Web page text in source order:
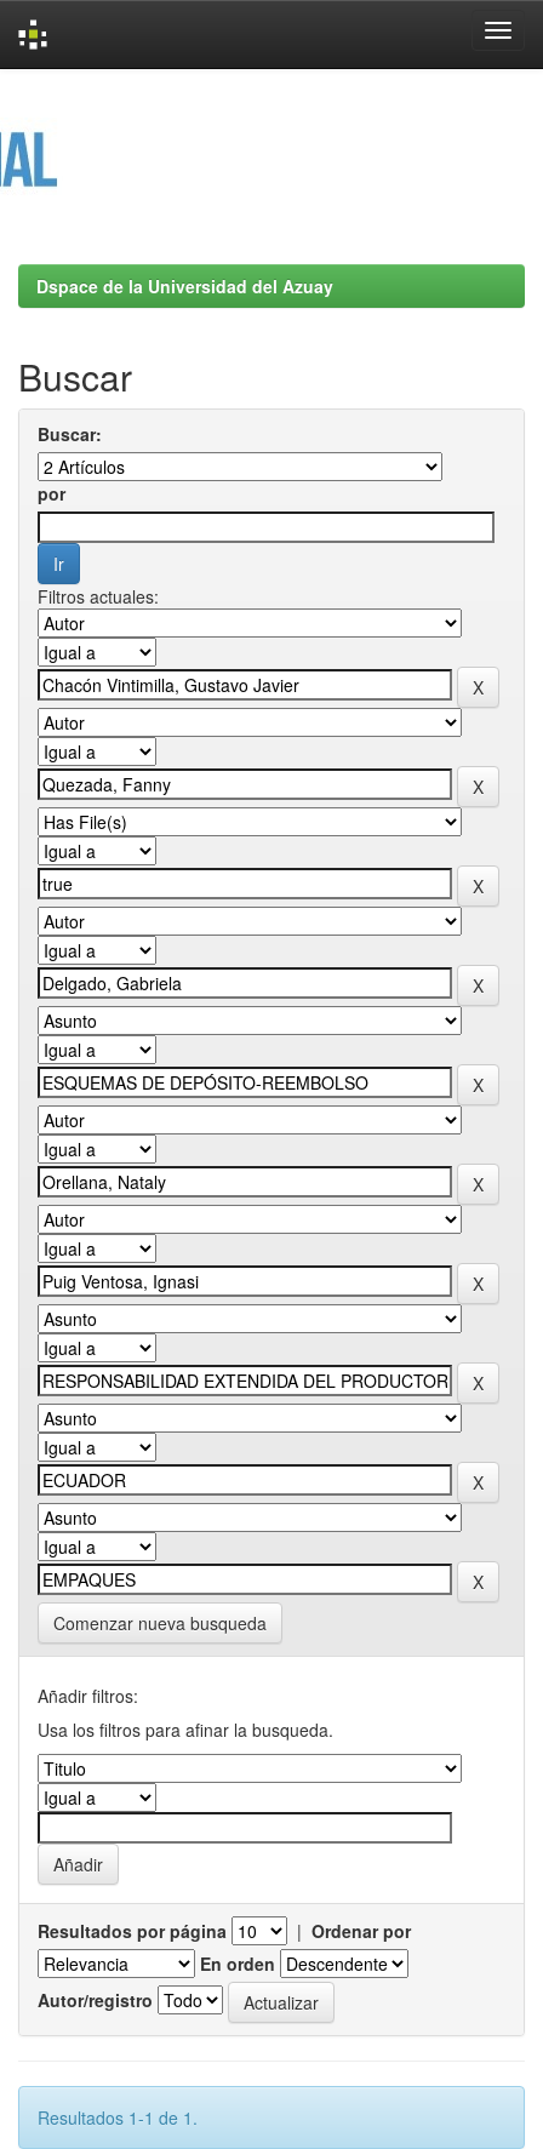
Dspace de la Universidad del Azuay
Buscar
Buscar:
por
Filtros actuales:
Comenzar nueva busqueda
Añadir filtros:
Usa los filtros para afinar la busqueda.
Resultados por página | Ordenar por
En orden
Autor/registro
Resultados 1-1 de 1.